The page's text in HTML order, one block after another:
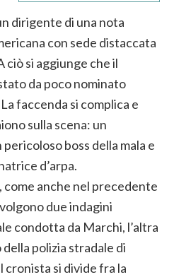
dirigente di una nota
con sede distaccata
ciò si aggiunge che il
da poco nominato
faccenda si complica e
sulla scena: un
boss della mala e
d’arpa.
, come anche nel precedente
due indagini
condotta da Marchi, l’altra
polizia stradale di
cronista si divide fra la